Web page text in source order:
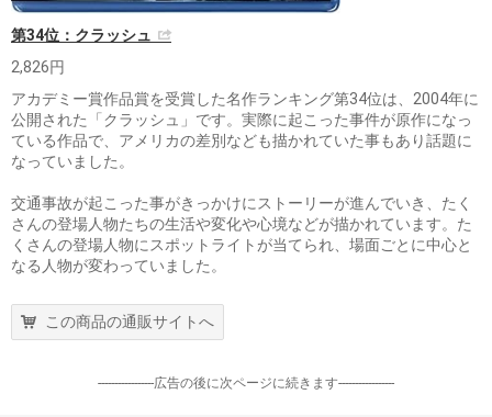
第34位：クラッシュ
2,826円
アカデミー賞作品賞を受賞した名作ランキング第34位は、2004年に
公開された「クラッシュ」です。実際に起こった事件が原作になっ
ている作品で、アメリカの差別なども描かれていた事もあり話題に
なっていました。
交通事故が起こった事がきっかけにストーリーが進んでいき、たく
さんの登場人物たちの生活や変化や心境などが描かれています。た
くさんの登場人物にスポットライトが当てられ、場面ごとに中心と
なる人物が変わっていました。
この商品の通販サイトへ
-----------------広告の後に次ページに続きます-----------------